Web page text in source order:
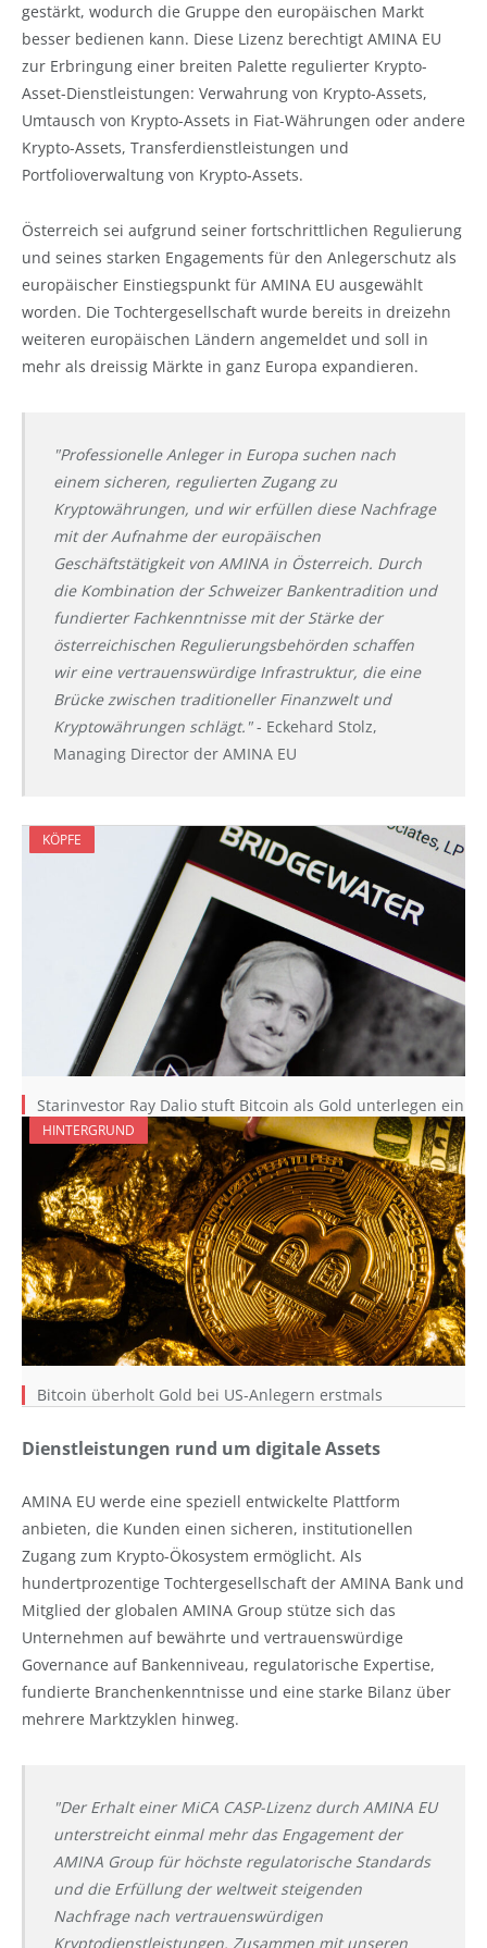
gestärkt, wodurch die Gruppe den europäischen Markt
besser bedienen kann. Diese Lizenz berechtigt AMINA EU
zur Erbringung einer breiten Palette regulierter Krypto-
Asset-Dienstleistungen: Verwahrung von Krypto-Assets,
Umtausch von Krypto-Assets in Fiat-Währungen oder andere
Krypto-Assets, Transferdienstleistungen und
Portfolioverwaltung von Krypto-Assets.
Österreich sei aufgrund seiner fortschrittlichen Regulierung
und seines starken Engagements für den Anlegerschutz als
europäischer Einstiegspunkt für AMINA EU ausgewählt
worden. Die Tochtergesellschaft wurde bereits in dreizehn
weiteren europäischen Ländern angemeldet und soll in
mehr als dreissig Märkte in ganz Europa expandieren.
"Professionelle Anleger in Europa suchen nach
einem sicheren, regulierten Zugang zu
Kryptowährungen, und wir erfüllen diese Nachfrage
mit der Aufnahme der europäischen
Geschäftstätigkeit von AMINA in Österreich. Durch
die Kombination der Schweizer Bankentradition und
fundierter Fachkenntnisse mit der Stärke der
österreichischen Regulierungsbehörden schaffen
wir eine vertrauenswürdige Infrastruktur, die eine
Brücke zwischen traditioneller Finanzwelt und
Kryptowährungen schlägt."- Eckehard Stolz,
Managing Director der AMINA EU
KÖPFE
Starinvestor Ray Dalio stuft Bitcoin als Gold unterlegen ein
HINTERGRUND
Bitcoin überholt Gold bei US-Anlegern erstmals
Dienstleistungen rund um digitale Assets
AMINA EU werde eine speziell entwickelte Plattform
anbieten, die Kunden einen sicheren, institutionellen
Zugang zum Krypto-Ökosystem ermöglicht. Als
hundertprozentige Tochtergesellschaft der AMINA Bank und
Mitglied der globalen AMINA Group stütze sich das
Unternehmen auf bewährte und vertrauenswürdige
Governance auf Bankenniveau, regulatorische Expertise,
fundierte Branchenkenntnisse und eine starke Bilanz über
mehrere Marktzyklen hinweg.
"Der Erhalt einer MiCA CASP-Lizenz durch AMINA EU
unterstreicht einmal mehr das Engagement der
AMINA Group für höchste regulatorische Standards
und die Erfüllung der weltweit steigenden
Nachfrage nach vertrauenswürdigen
Kryptodienstleistungen. Zusammen mit unseren